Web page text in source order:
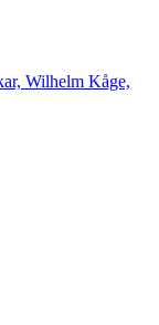
Wilhelm Kåge,